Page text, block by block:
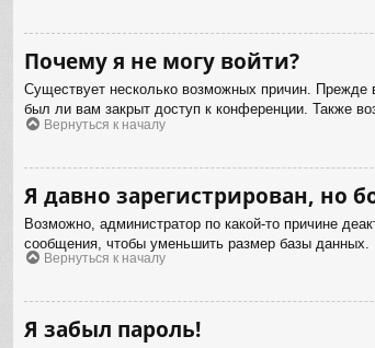
Почему я не могу войти?
Существует несколько возможных причин. Прежде
был ли вам закрыт доступ к конференции. Также
Вернуться к началу
Я давно зарегистрирован, но
Возможно, администратор по какой-то причине
сообщения, чтобы уменьшить размер базы данных.
Вернуться к началу
Я забыл пароль!